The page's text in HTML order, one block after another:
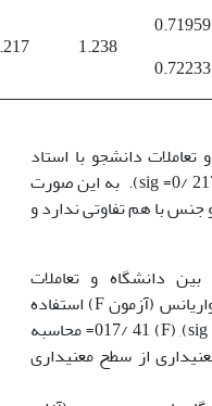
0.71959
1.238
0.72233
دانشجو با استاد
رابطه معنی­دار وجود ندارد (05/0 > 217 /0= sig). به این صورت
جنس با هم تفاوتی ندارد و
دانشگاه و تعاملات
دانشجویان با اساتید از آزمون آنالیز واریانس (آزمون F) استفاده
کرده­ایم. سطح معنی­داری (000 /0 = sig), (017/ 41 (F= محاسبه
از سطح معنی­داری